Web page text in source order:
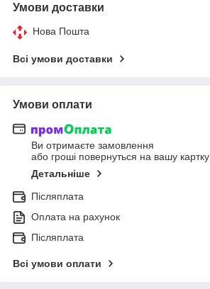
Умови доставки
Нова Пошта
Всі умови доставки
Умови оплати
Ви отримаєте замовлення
або гроші повернуться на вашу картку
Детальніше
Післяплата
Оплата на рахунок
Післяплата
Всі умови оплати